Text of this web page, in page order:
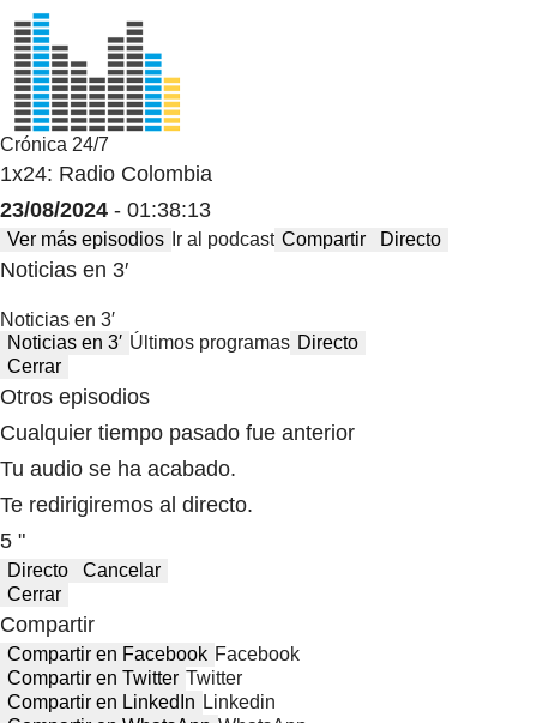
Crónica 24/7
1x24: Radio Colombia
23/08/2024 - 01:38:13
Ver más episodios Ir al podcast Compartir Directo
Noticias en 3′
Noticias en 3′
Noticias en 3′ Últimos programas Directo
Cerrar
Otros episodios
Cualquier tiempo pasado fue anterior
Tu audio se ha acabado.
Te redirigiremos al directo.
5 "
Directo
Cancelar
Cerrar
Compartir
Compartir en Facebook Facebook
Compartir en Twitter Twitter
Compartir en LinkedIn Linkedin